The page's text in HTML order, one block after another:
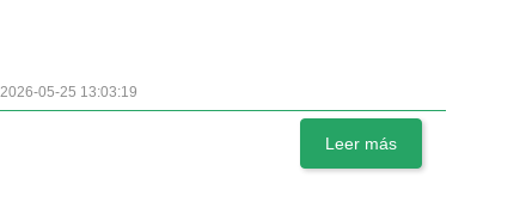
2026-05-25 13:03:19
Leer más